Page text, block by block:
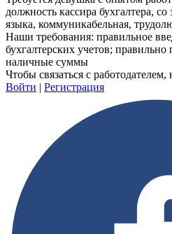
должность кассира бухгалтера,
языка, коммуникабельная,
Наши требования: правильное
бухгалтерских учетов;
наличные суммы
Чтобы связаться с
Войти | Регистрация